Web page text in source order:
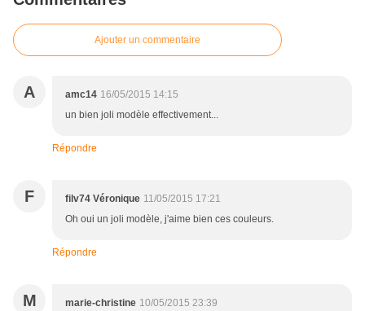
Ajouter un commentaire
A amc14 16/05/2015 14:15
un bien joli modèle effectivement...
Répondre
F filv74 Véronique 11/05/2015 17:21
Oh oui un joli modèle, j'aime bien ces couleurs.
Répondre
M marie-christine 10/05/2015 23:39